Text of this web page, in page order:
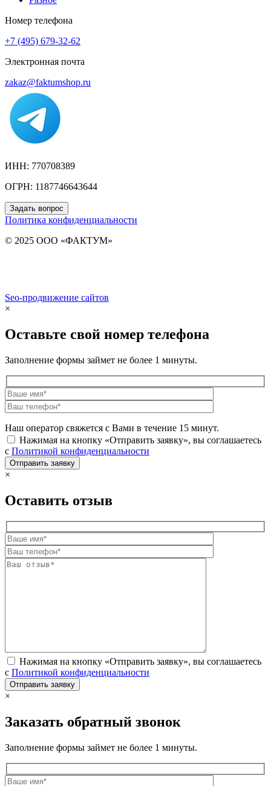
Номер телефона
+7 (495) 679-32-62
Электронная почта
zakaz@faktumshop.ru
ИНН: 770708389
ОГРН: 1187746643644
Задать вопрос
Политика конфиденциальности
© 2025 ООО «ФАКТУМ»
Seo-продвижение сайтов
×
Оставьте свой номер телефона
Заполнение формы займет не более 1 минуты.
Наш оператор свяжется с Вами в течение 15 минут.
Нажимая на кнопку «Отправить заявку», вы соглашаетесь
с Политикой конфиденциальности
×
Оставить отзыв
Нажимая на кнопку «Отправить заявку», вы соглашаетесь
с Политикой конфиденциальности
×
Заказать обратный звонок
Заполнение формы займет не более 1 минуты.